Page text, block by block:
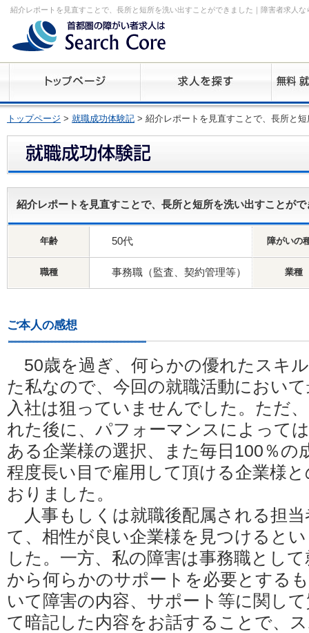
紹介レポートを見直すことで、長所と短所を洗い出すことができました｜障害者求人な
トップページ > 就職成功体験記 > 紹介レポートを見直すことで、長所と
紹介レポートを見直すことで、長所と短所を洗い出すことがで
年齢 50代 障がいの
職種 事務職（監査、契約管理等） 業種
ご本人の感想
50歳を過ぎ、何らかの優れたスキ
た私なので、今回の就職活動におい
入社は狙っていませんでした。ただ
れた後に、パフォーマンスによって
ある企業様の選択、また毎日100％の
程度長い目で雇用して頂ける企業様
おりました。
人事もしくは就職後配属される担
て、相性が良い企業様を見つけると
した。一方、私の障害は事務職とし
から何らかのサポートを必要とする
いて障害の内容、サポート等に関し
て暗記した内容をお話することで、